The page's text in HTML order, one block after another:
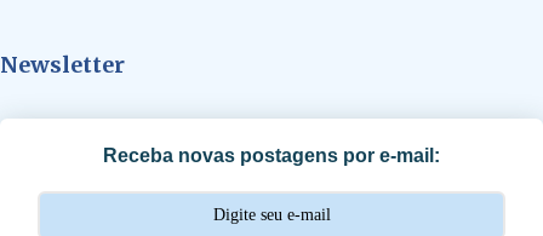
á
s
Newsletter
Receba novas postagens por e-mail: